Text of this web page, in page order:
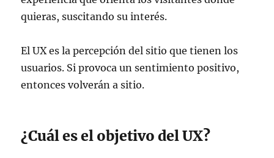
quieras, suscitando su interés.
El UX es la percepción del sitio que tienen los
usuarios. Si provoca un sentimiento positivo,
entonces volverán a sitio.
¿Cuál es el objetivo del UX?